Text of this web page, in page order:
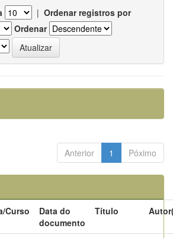
| Ordenar registros por
Ordenar
Anterior 1 Póximo
Curso
Data do
documento
Título